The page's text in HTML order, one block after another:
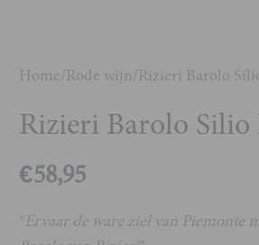
Home Rode wijn Rizieri Barolo
Rizieri Barolo
€58,95
“Ervaar de ware ziel van Piemonte